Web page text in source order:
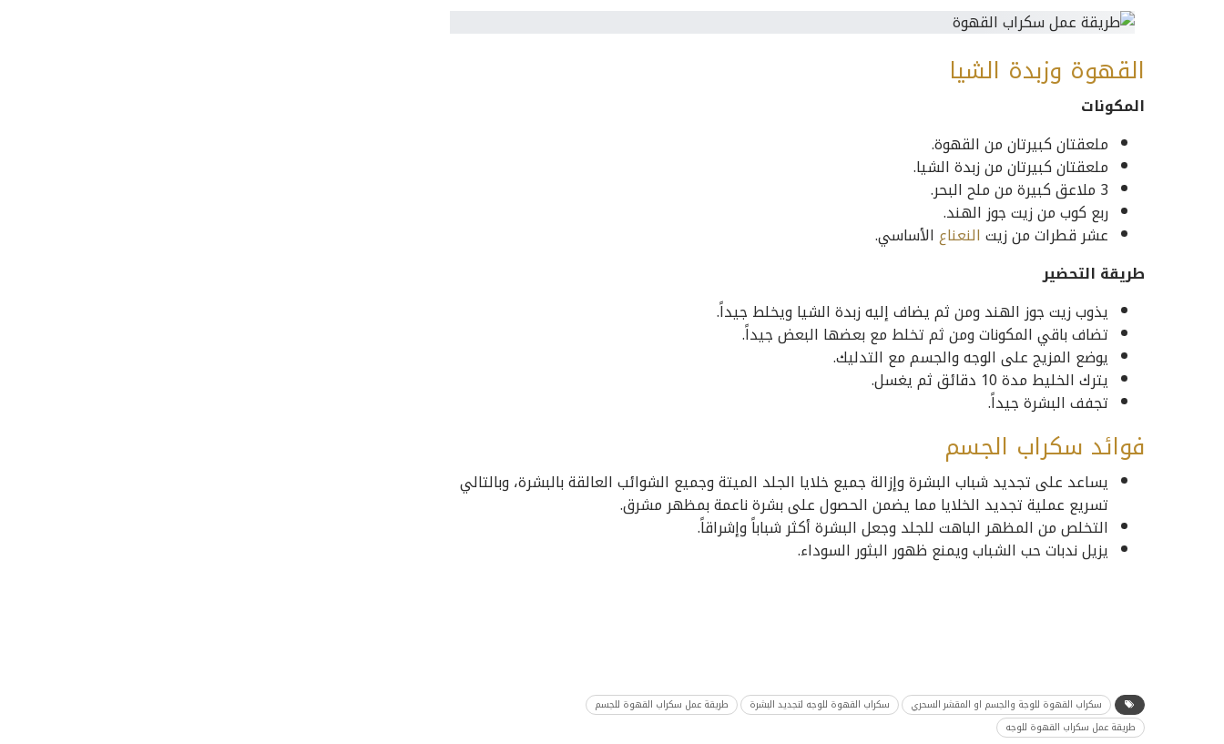
القهوة وزبدة الشيا
المكونات
ملعقتان كبيرتان من القهوة.
ملعقتان كبيرتان من زبدة الشيا.
3 ملاعق كبيرة من ملح البحر.
ربع كوب من زيت جوز الهند.
عشر قطرات من زيت النعناعالأساسي.
طريقة التحضير
يذوب زيت جوز الهند ومن ثم يضاف إليه زبدة الشيا ويخلط جيداً.
تضاف باقي المكونات ومن ثم تخلط مع بعضها البعض جيداً.
يوضع المزيج على الوجه والجسم مع التدليك.
يترك الخليط مدة 10 دقائق ثم يغسل.
تجفف البشرة جيداً.
فوائد سكراب الجسم
يساعد على تجديد شباب البشرة وإزالة جميع خلايا الجلد الميتة وجميع الشوائب العالقة بالبشرة، وبالتالي
تسريع عملية تجديد الخلايا مما يضمن الحصول على بشرة ناعمة بمظهر مشرق.
التخلص من المظهر الباهت للجلد وجعل البشرة أكثر شباباً وإشراقاً.
يزيل ندبات حب الشباب ويمنع ظهور البثور السوداء.
سكراب القهوة للوجة والجسم او المقشر السحري سكراب القهوة للوجه لتجديد البشرة
طريقة عمل سكراب القهوة للجسم
طريقة عمل سكراب القهوة للوجه